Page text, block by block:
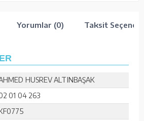
Yorumlar (0) Taksit
HUSREV ALTINBAŞAK
01 04 263